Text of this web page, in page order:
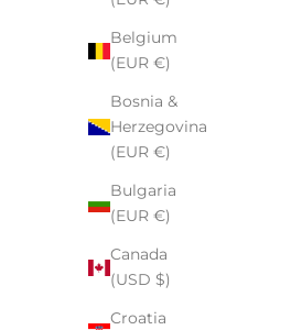
Belgium
(EUR €)
Bosnia &
Herzegovina
(EUR €)
Bulgaria
(EUR €)
Canada
(USD $)
Croatia